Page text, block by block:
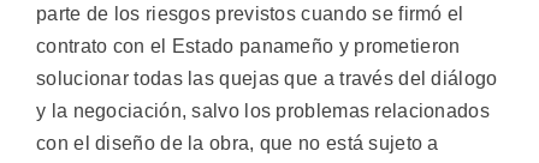
parte de los riesgos previstos cuando se firmó el
contrato con el Estado panameño y prometieron
solucionar todas las quejas que a través del diálogo
y la negociación, salvo los problemas relacionados
con el diseño de la obra, que no está sujeto a